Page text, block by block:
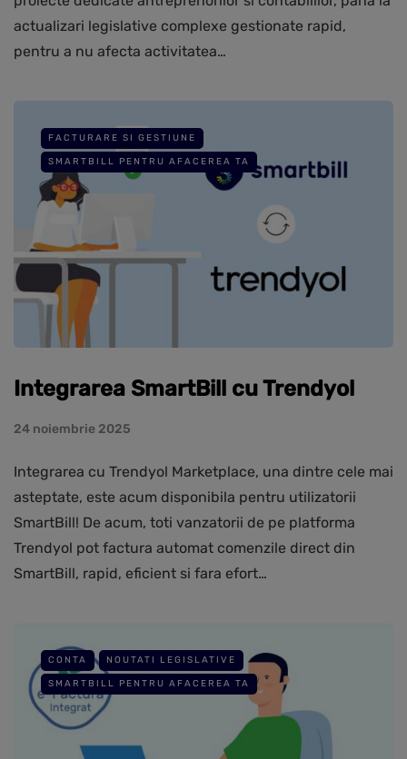
actualizari legislative complexe gestionate rapid,
pentru a nu afecta activitatea…
FACTURARE SI GESTIUNE
SMARTBILL PENTRU AFACEREA TA
Integrarea SmartBill cu Trendyol
24 noiembrie 2025
Integrarea cu Trendyol Marketplace, una dintre cele mai
asteptate, este acum disponibila pentru utilizatorii
SmartBill! De acum, toti vanzatorii de pe platforma
Trendyol pot factura automat comenzile direct din
SmartBill, rapid, eficient si fara efort…
CONTA NOUTATI LEGISLATIVE
SMARTBILL PENTRU AFACEREA TA